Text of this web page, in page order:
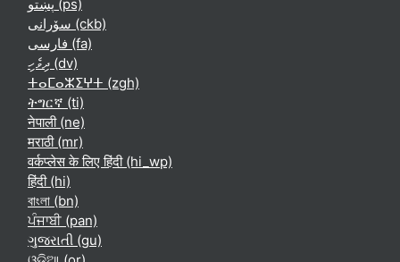
پښتو ‎(ps)‎
سۆرانی ‎(ckb)‎
فارسی ‎(fa)‎
ދިވެހި ‎(dv)‎
ⵜⴰⵎⴰⵣⵉⵖⵜ ‎(zgh)‎
ትግርኛ ‎(ti)‎
नेपाली ‎(ne)‎
मराठी ‎(mr)‎
वर्कप्लेस के लिए हिंदी ‎(hi_wp)‎
हिंदी ‎(hi)‎
বাংলা ‎(bn)‎
ਪੰਜਾਬੀ ‎(pan)‎
ગુજરાતી ‎(gu)‎